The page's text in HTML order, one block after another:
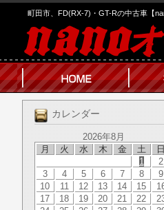
町田市、FD(RX-7)・GT-Rの中古車【
カレンダー
2026年8月
月
火 水 木 金 土 日
1
2
3
4 5 6 7 8
9
10
11 12 13 14 15
17
18 19 20 21 22